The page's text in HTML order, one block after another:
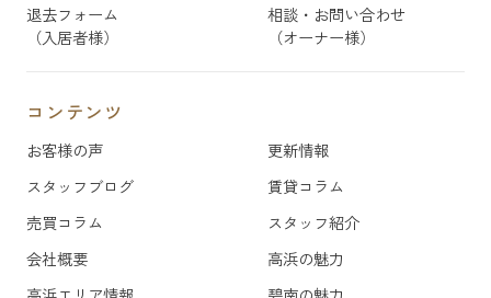
退去フォーム
（入居者様）
相談・お問い合わせ
（オーナー様）
コンテンツ
お客様の声
更新情報
スタッフブログ
賃貸コラム
売買コラム
スタッフ紹介
会社概要
高浜の魅力